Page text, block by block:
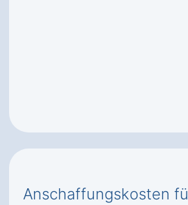
Anschaffungskosten